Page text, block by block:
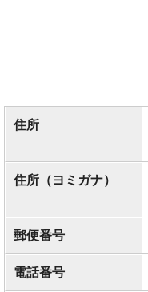
住所
住所（ヨミガナ）
郵便番号
電話番号